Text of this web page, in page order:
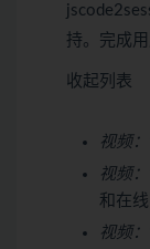
持。完成
收起列表
视频：
视频：
和在
视频：